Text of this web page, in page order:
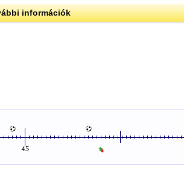
információk